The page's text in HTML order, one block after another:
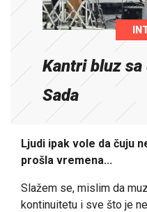
Kantri bluz
Sada
Ljudi ipak vole da čuju
prošla vremena...
Slažem se, mislim da
kontinuitetu i sve što je